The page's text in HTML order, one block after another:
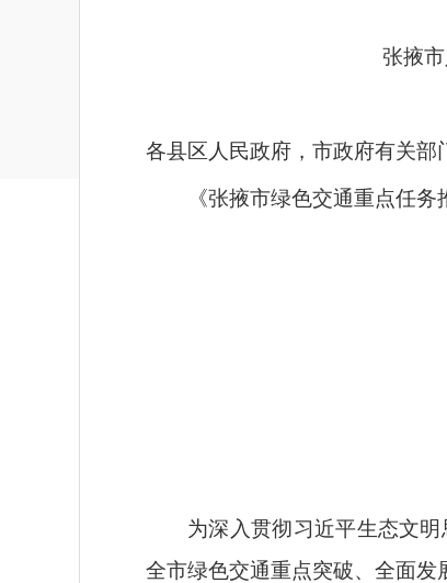
张掖
各县区人民政府，市政府有关部
《张掖市绿色交通重点任
为深入贯彻习近平生态文
全市绿色交通重点突破、全面发